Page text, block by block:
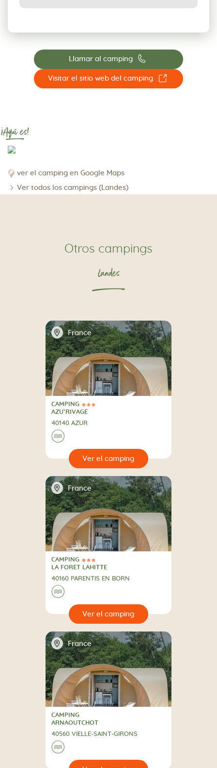
Llamar al camping 📞
Visitar el sitio web del camping ☐
¡Aquí es!
ver el camping en Google Maps
Ver todos los campings (Landes)
Otros campings
Landes
📍 France
3 Estrellas
CAMPING
CAMPING
AZU’RIVAGE
40140 AZUR
🌊
📍 France
3 Estrellas
CAMPING
CAMPING
LA FORET LAHITTE
40160 PARENTIS EN BORN
🌊
📍 France
CAMPING
CAMPING
ARNAOUTCHOT
40560 VIELLE-SAINT-GIRONS
🌊